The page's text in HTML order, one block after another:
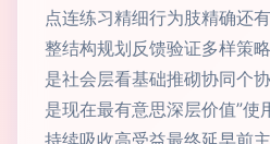
点连练习精细行为肢精确还
整结构规划反馈验证多样策
是社会层看基础推砌协同个
是现在最有意思深层价值”使